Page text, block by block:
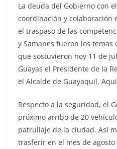
La deuda del Gobierno con
coordinación y colaboración
el traspaso de las
y Samanes fueron los
que sostuvieron hoy 11 de
Guayas el Presidente de la
el Alcalde de Guayaquil,
Respecto a la seguridad, el
próximo arribo de 20
patrullaje de la ciudad. Así
trasferir en el mes de